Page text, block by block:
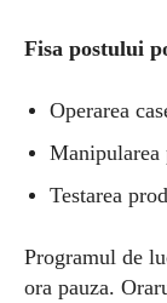
Fisa postului
Operarea
Manipularea
Testarea
Programul de
ora pauza.